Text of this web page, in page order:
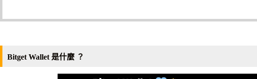
Bitget Wallet 是什麼 ？